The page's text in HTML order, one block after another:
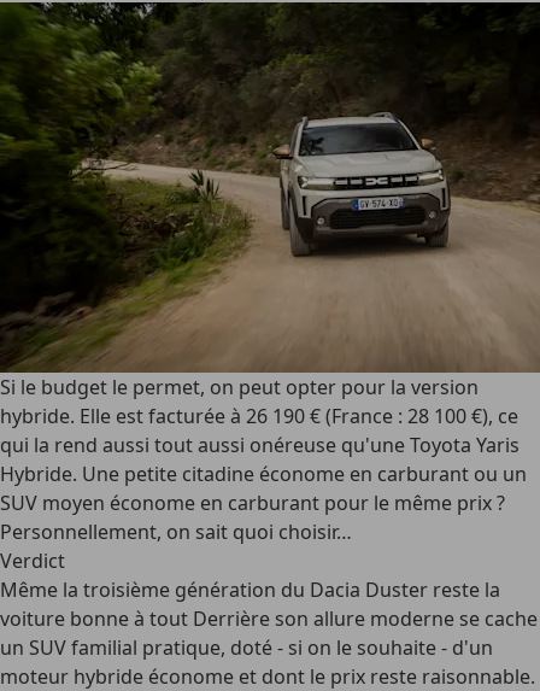
Si le budget le permet, on peut opter pour la version
hybride. Elle est facturée à 26 190 € (France : 28 100 €), ce
qui la rend aussi tout aussi onéreuse qu'une Toyota Yaris
Hybride. Une petite citadine économe en carburant ou un
SUV moyen économe en carburant pour le même prix ?
Personnellement, on sait quoi choisir…
Verdict
Même la troisième génération du Dacia Duster reste la
voiture bonne à tout Derrière son allure moderne se cache
un SUV familial pratique, doté - si on le souhaite - d'un
moteur hybride économe et dont le prix reste raisonnable.